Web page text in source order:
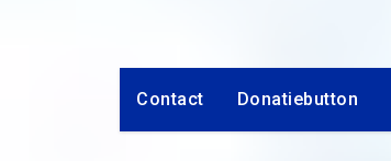
Contact Donatiebutton